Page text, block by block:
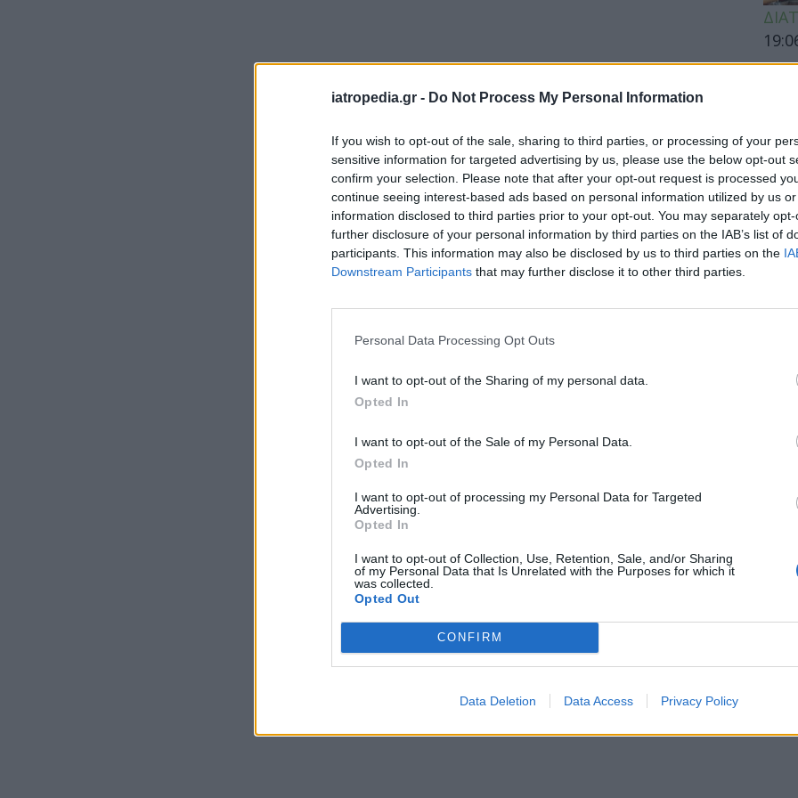
iatropedia.gr - Do Not Process My Personal Information
If you wish to opt-out of the sale, sharing to third parties, or processing of your
sensitive information for targeted advertising by us, please use the below opt-out
confirm your selection. Please note that after your opt-out request is processed
continue seeing interest-based ads based on personal information utilized by us
information disclosed to third parties prior to your opt-out. You may separately
further disclosure of your personal information by third parties on the IAB’s list of
participants. This information may also be disclosed by us to third parties on the
Downstream Participants that may further disclose it to other third parties.
Personal Data Processing Opt Outs
I want to opt-out of the Sharing of my personal data.
Opted In
I want to opt-out of the Sale of my Personal Data.
Opted In
I want to opt-out of processing my Personal Data for Targeted
Advertising.
Opted In
I want to opt-out of Collection, Use, Retention, Sale, and/or Sharing
of my Personal Data that Is Unrelated with the Purposes for which it
was collected.
Opted Out
CONFIRM
Data Deletion Data Access Privacy Policy